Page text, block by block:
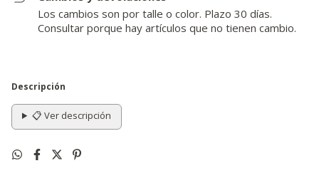
Los cambios son por talle o color. Plazo 30 días.
Consultar porque hay artículos que no tienen cambio.
Descripción
📋 Ver descripción